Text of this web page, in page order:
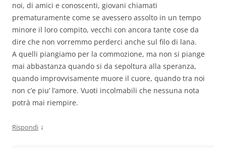
noi, di amici e conoscenti, giovani chiamati
prematuramente come se avessero assolto in un tempo
minore il loro compito, vecchi con ancora tante cose da
dire che non vorremmo perderci anche sul filo di lana.
A quelli piangiamo per la commozione, ma non si piange
mai abbastanza quando si da sepoltura alla speranza,
quando improvvisamente muore il cuore, quando tra noi
non c’e piu’ l’amore. Vuoti incolmabili che nessuna nota
potrà mai riempire.
Rispondi ↓